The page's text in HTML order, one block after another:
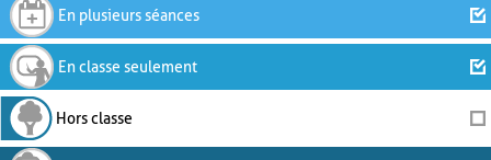
En plusieurs séances
En classe seulement
Hors classe